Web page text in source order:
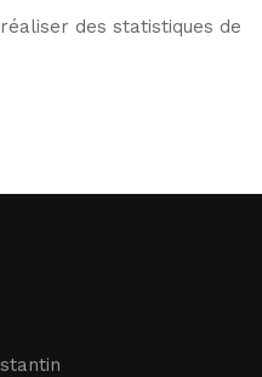
des statistiques de